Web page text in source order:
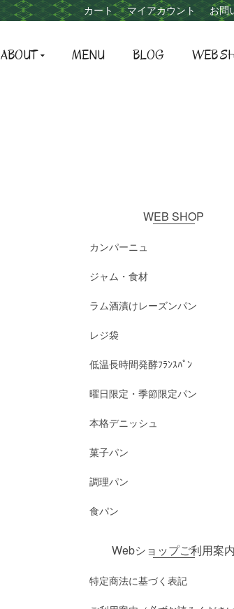
カート マイアカウント お問
ABOUT MENU BLOG WEB
WEB SHOP
カンパーニュ
ジャム・食材
ラム酒漬けレーズンパン
レジ袋
低温長時間発酵ﾌﾗﾝｽﾊﾟﾝ
曜日限定・季節限定パン
本格デニッシュ
菓子パン
調理パン
食パン
Webショップご利用案内
特定商法に基づく表記